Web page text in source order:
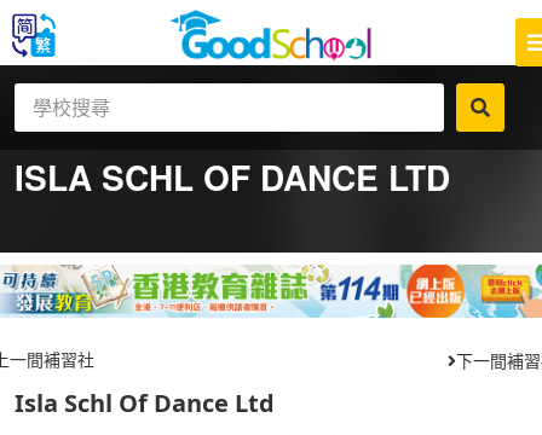
ISLA SCHL OF DANCE LTD
一間補習社 下一間補
Isla Schl Of Dance Ltd